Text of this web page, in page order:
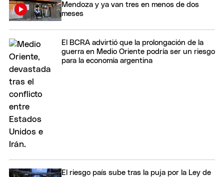
Mendoza y ya van tres en menos de dos
meses
El BCRA advirtió que la prolongación de la
guerra en Medio Oriente podría ser un riesgo
para la economía argentina
El riesgo país sube tras la puja por la Ley de